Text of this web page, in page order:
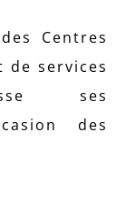
Centres
de services
ses
des